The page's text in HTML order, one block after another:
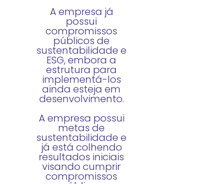
A empresa já
possui
compromissos
públicos de
sustentabilidade e
ESG, embora a
estrutura para
implementá-los
ainda esteja em
desenvolvimento.
A empresa possui
metas de
sustentabilidade e
já está colhendo
resultados iniciais
visando cumprir
compromissos